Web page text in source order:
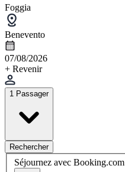
Foggia
Benevento
07/08/2026
+ Revenir
1 Passager
Rechercher
Séjournez avec Booking.com